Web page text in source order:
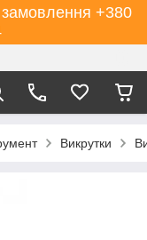
+380
Викрутки